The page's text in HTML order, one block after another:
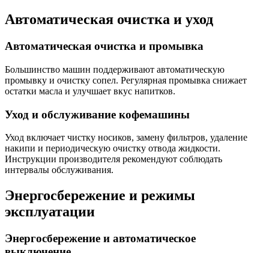
Автоматическая очистка и уход
Автоматическая очистка и промывка
Большинство машин поддерживают автоматическую
промывку и очистку сопел. Регулярная промывка снижает
остатки масла и улучшает вкус напитков.
Уход и обслуживание кофемашины
Уход включает чистку носиков, замену фильтров, удаление
накипи и периодическую очистку отвода жидкости.
Инструкции производителя рекомендуют соблюдать
интервалы обслуживания.
Энергосбережение и режимы
эксплуатации
Энергосбережение и автоматическое